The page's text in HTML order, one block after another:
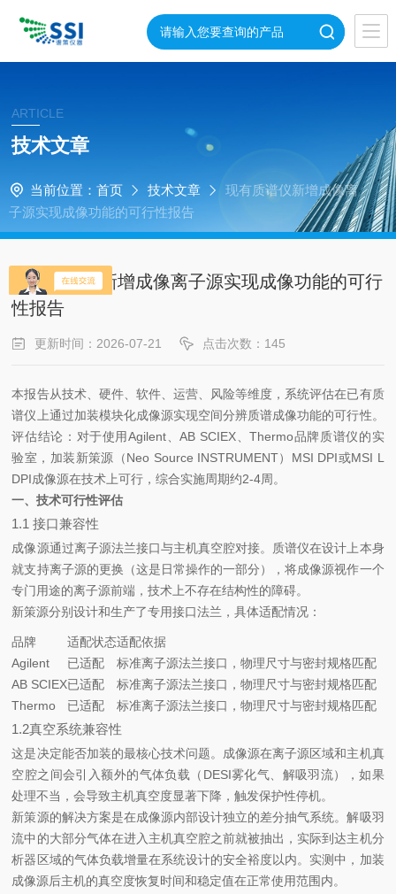
ARTICLE
技术文章
当前位置： 首页 技术文章
现有质谱仪新增成像离
子源实现成像功能的可行性报告
现有质谱仪新增成像离子源实现成像功能的可行
性报告
更新时间：2026-07-21 点击次数：145
本报告从技术、硬件、软件、运营、风险等维度，系统评估在已有质
谱仪上通过加装模块化成像源实现空间分辨质谱成像功能的可行性。
评估结论：对于使用Agilent、AB SCIEX、Thermo品牌质谱仪的实
验室，加装新策源（Neo Source INSTRUMENT）MSI DPI或MSI L
DPI成像源在技术上可行，综合实施周期约2-4周。
一、技术可行性评估
1.1 接口兼容性
成像源通过离子源法兰接口与主机真空腔对接。质谱仪在设计上本身
就支持离子源的更换（这是日常操作的一部分），将成像源视作一个
专门用途的离子源前端，技术上不存在结构性的障碍。
新策源分别设计和生产了专用接口法兰，具体适配情况：
品牌 适配状态适配依据
Agilent
已适配
标准离子源法兰接口，物理尺寸与密封规格匹配
AB SCIEX已适配
标准离子源法兰接口，物理尺寸与密封规格匹配
Thermo
已适配 标准离子源法兰接口，物理尺寸与密封规格匹配
1.2真空系统兼容性
这是决定能否加装的最核心技术问题。成像源在离子源区域和主机真
空腔之间会引入额外的气体负载（DESI雾化气、解吸羽流），如果
处理不当，会导致主机真空度显著下降，触发保护性停机。
新策源的解决方案是在成像源内部设计独立的差分抽气系统。解吸羽
流中的大部分气体在进入主机真空腔之前就被抽出，实际到达主机分
析器区域的气体负载增量在系统设计的安全裕度以内。实测中，加装
成像源后主机的真空度恢复时间和稳定值在正常使用范围内。